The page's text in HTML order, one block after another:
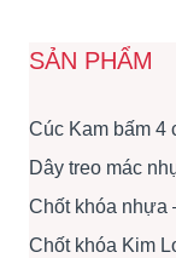
SẢN PHẨM
Cúc Kam bấm 4
Dây treo mác
Chốt khóa nhựa
Chốt khóa Kim